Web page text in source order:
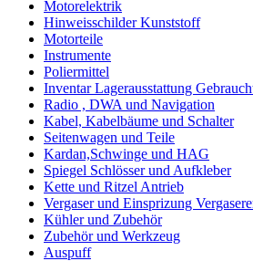
Motorelektrik
Hinweisschilder Kunststoff
Motorteile
Instrumente
Poliermittel
Inventar Lagerausstattung
Radio , DWA und Navigation
Kabel, Kabelbäume und Schalter
Seitenwagen und Teile
Kardan,Schwinge und HAG
Spiegel Schlösser und Aufkleber
Kette und Ritzel Antrieb
Vergaser und Einsprizung
Kühler und Zubehör
Zubehör und Werkzeug
Auspuff